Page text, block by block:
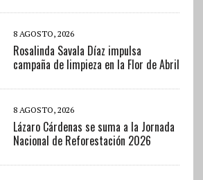
8 AGOSTO, 2026
Rosalinda Savala Díaz impulsa
campaña de limpieza en la Flor de Abril
8 AGOSTO, 2026
Lázaro Cárdenas se suma a la Jornada
Nacional de Reforestación 2026